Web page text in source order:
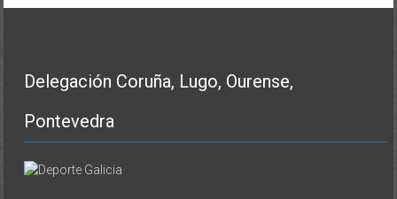
Delegación Coruña, Lugo, Ourense,
Pontevedra